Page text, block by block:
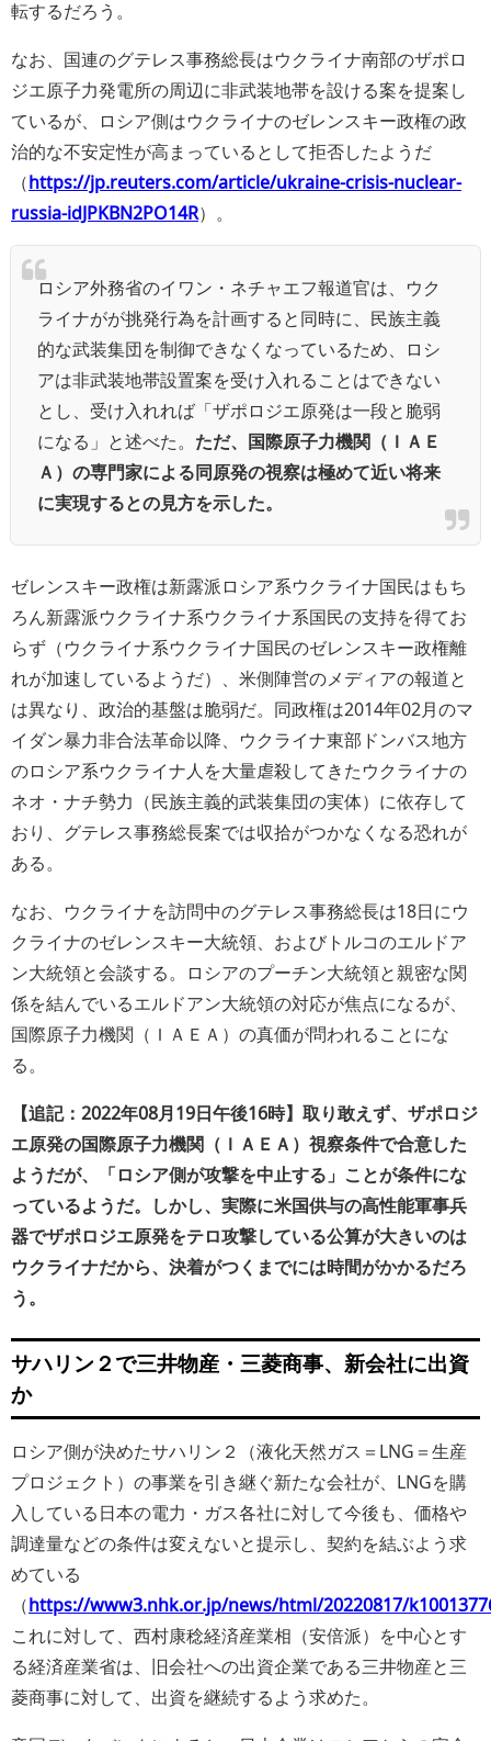
転するだろう。
なお、国連のグテレス事務総長はウクライナ南部のザポロ
ジエ原子力発電所の周辺に非武装地帯を設ける案を提案し
ているが、ロシア側はウクライナのゼレンスキー政権の政
治的な不安定性が高まっているとして拒否したようだ
（https://jp.reuters.com/article/ukraine-crisis-nuclear-
russia-idJPKBN2PO14R）。
ロシア外務省のイワン・ネチャエフ報道官は、ウク
ライナがが挑発行為を計画すると同時に、民族主義
的な武装集団を制御できなくなっているため、ロシ
アは非武装地帯設置案を受け入れることはできない
とし、受け入れれば「ザポロジエ原発は一段と脆弱
になる」と述べた。 ただ、国際原子力機関（ＩＡＥ
Ａ）の専門家による同原発の視察は極めて近い将来
に実現するとの見方を示した。
ゼレンスキー政権は新露派ロシア系ウクライナ国民はもち
ろん新露派ウクライナ系ウクライナ系国民の支持を得てお
らず（ウクライナ系ウクライナ国民のゼレンスキー政権離
れが加速しているようだ）、米側陣営のメディアの報道と
は異なり、政治的基盤は脆弱だ。同政権は2014年02月のマ
イダン暴力非合法革命以降、ウクライナ東部ドンバス地方
のロシア系ウクライナ人を大量虐殺してきたウクライナの
ネオ・ナチ勢力（民族主義的武装集団の実体）に依存して
おり、グテレス事務総長案では収拾がつかなくなる恐れが
ある。
なお、ウクライナを訪問中のグテレス事務総長は18日にウ
クライナのゼレンスキー大統領、およびトルコのエルドア
ン大統領と会談する。ロシアのプーチン大統領と親密な関
係を結んでいるエルドアン大統領の対応が焦点になるが、
国際原子力機関（ＩＡＥＡ）の真価が問われることにな
る。
【追記：2022年08月19日午後16時】取り敢えず、ザポロジ
エ原発の国際原子力機関（ＩＡＥＡ）視察条件で合意した
ようだが、「ロシア側が攻撃を中止する」ことが条件にな
っているようだ。しかし、実際に米国供与の高性能軍事兵
器でザポロジエ原発をテロ攻撃している公算が大きいのは
ウクライナだから、決着がつくまでには時間がかかるだろ
う。
サハリン２で三井物産・三菱商事、新会社に出資
か
ロシア側が決めたサハリン２（液化天然ガス＝LNG＝生産
プロジェクト）の事業を引き継ぐ新たな会社が、LNGを購
入している日本の電力・ガス各社に対して今後も、価格や
調達量などの条件は変えないと提示し、契約を結ぶよう求
めている
（https://www3.nhk.or.jp/news/html/20220817/
これに対して、西村康稔経済産業相（安倍派）を中心とす
る経済産業省は、旧会社への出資企業である三井物産と三
菱商事に対して、出資を継続するよう求めた。